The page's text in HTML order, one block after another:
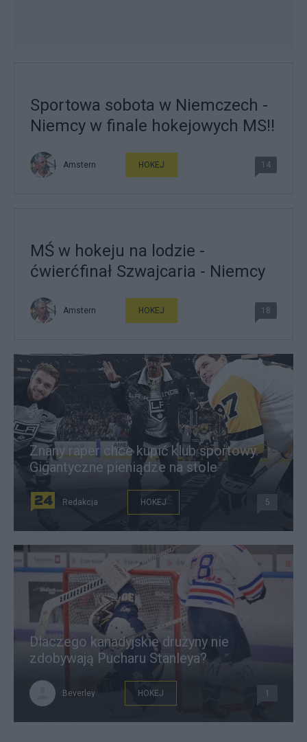
Sportowa sobota w Niemczech -
Niemcy w finale hokejowych MS!!
Amstern HOKEJ 14
MŚ w hokeju na lodzie -
ćwierćfinał Szwajcaria - Niemcy
Amstern HOKEJ 18
Znany raper chce kupić klub sportowy.
Gigantyczne pieniądze na stole
Redakcja HOKEJ 5
Dlaczego kanadyjskie drużyny nie
zdobywają Pucharu Stanleya?
Beverley HOKEJ 1